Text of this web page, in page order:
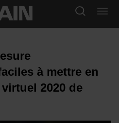
à mettre en
2020 de